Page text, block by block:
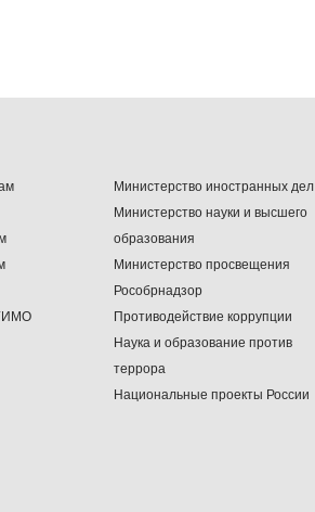
Министерство иностранных дел
Министерство науки и высшего
образования
Министерство просвещения
Рособрнадзор
Противодействие коррупции
Наука и образование против
террора
Национальные проекты России